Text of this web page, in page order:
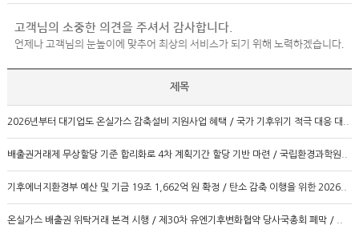
고객님의 소중한 의견을 주셔서 감사합니다.
언제나 고객님의 눈높이에 맞추어 최상의 서비스가 되기 위해 노력하겠습니다.
제목
2026년부터 대기업도 온실가스 감축설비 지원사업 혜택 / 국가 기후위기 적극 대응 대..
배출권거래제 무상할당 기준 합리화로 4차 계획기간 할당 기반 마련 / 국립환경과학원..
기후에너지환경부 예산 및 기금 19조 1,662억 원 확정 / 탄소 감축 이행을 위한 2026..
온실가스 배출권 위탁거래 본격 시행 / 제30차 유엔기후변화협약 당사국총회 폐막 / ..